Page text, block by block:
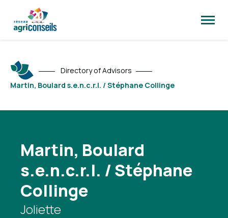
site
Directory of Advisors
Martin, Boulard s.e.n.c.r.l. / Stéphane Collinge
Martin, Boulard
s.e.n.c.r.l. / Stéphane
Collinge
Joliette